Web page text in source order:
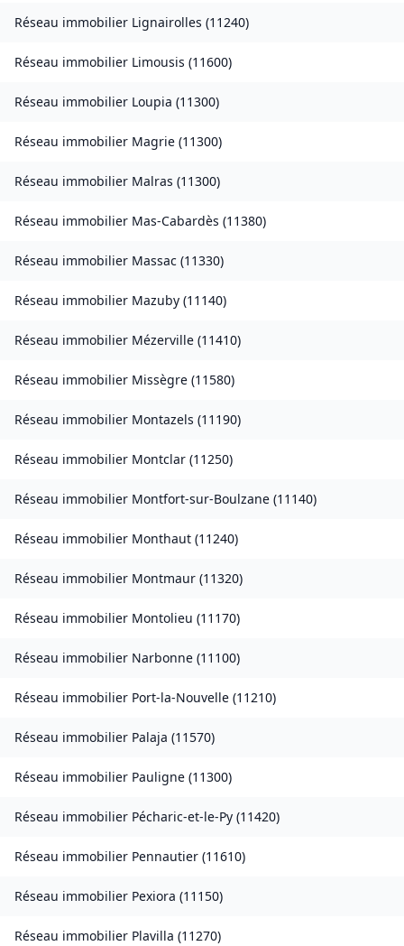
Réseau immobilier Lignairolles (11240)
Réseau immobilier Limousis (11600)
Réseau immobilier Loupia (11300)
Réseau immobilier Magrie (11300)
Réseau immobilier Malras (11300)
Réseau immobilier Mas-Cabardès (11380)
Réseau immobilier Massac (11330)
Réseau immobilier Mazuby (11140)
Réseau immobilier Mézerville (11410)
Réseau immobilier Missègre (11580)
Réseau immobilier Montazels (11190)
Réseau immobilier Montclar (11250)
Réseau immobilier Montfort-sur-Boulzane (11140)
Réseau immobilier Monthaut (11240)
Réseau immobilier Montmaur (11320)
Réseau immobilier Montolieu (11170)
Réseau immobilier Narbonne (11100)
Réseau immobilier Port-la-Nouvelle (11210)
Réseau immobilier Palaja (11570)
Réseau immobilier Pauligne (11300)
Réseau immobilier Pécharic-et-le-Py (11420)
Réseau immobilier Pennautier (11610)
Réseau immobilier Pexiora (11150)
Réseau immobilier Plavilla (11270)